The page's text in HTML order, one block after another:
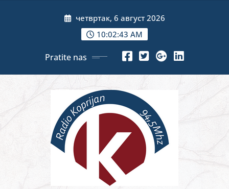
четвртак, 6 август 2026
10:02:45 AM
Pratite nas